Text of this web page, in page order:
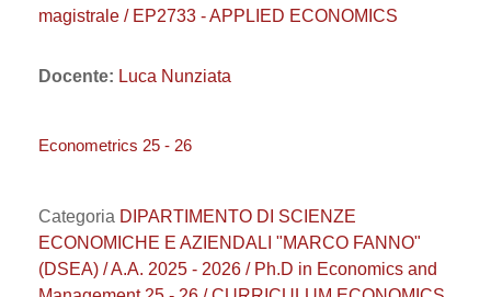
magistrale / EP2733 - APPLIED ECONOMICS
Docente: Luca Nunziata
Econometrics 25 - 26
Categoria DIPARTIMENTO DI SCIENZE
ECONOMICHE E AZIENDALI "MARCO FANNO"
(DSEA) / A.A. 2025 - 2026 / Ph.D in Economics and